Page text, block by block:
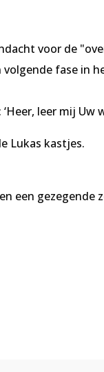
voor de
fase in
leer mij Uw
Lukas kastjes.
een gezegende